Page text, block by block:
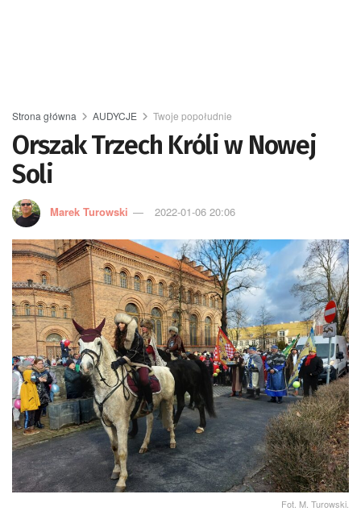
Strona główna AUDYCJE Twoje popołudnie
Orszak Trzech Króli w Nowej
Soli
Marek Turowski 2022-01-06 20:06
Fot. M. Turowski.